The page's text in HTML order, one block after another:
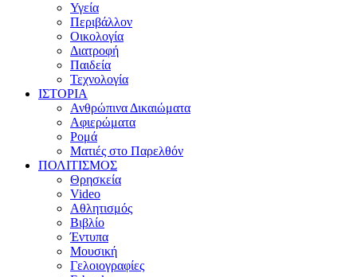
Υγεία
Περιβάλλον
Οικολογία
Διατροφή
Παιδεία
Τεχνολογία
ΙΣΤΟΡΙΑ
Ανθρώπινα Δικαιώματα
Αφιερώματα
Ρομά
Ματιές στο Παρελθόν
ΠΟΛΙΤΙΣΜΟΣ
Θρησκεία
Video
Αθλητισμός
Βιβλίο
Έντυπα
Μουσική
Γελοιογραφίες